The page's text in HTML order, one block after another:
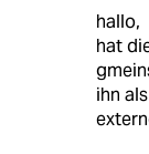
hallo,
hat
ihn